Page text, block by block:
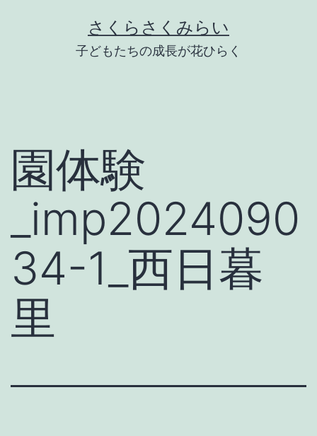
さくらさくみらい
子どもたちの成長が花ひらく
園体験
_imp2024090
34-1_西日暮
里